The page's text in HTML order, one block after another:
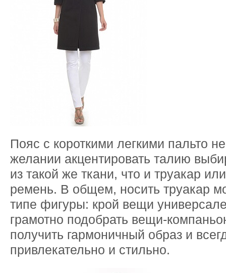
Пояс с короткими легкими пальто
желании акцентировать талию
из такой же ткани, что и труакар
ремень. В общем, носить труакар
типе фигуры: крой вещи
грамотно подобрать вещи-
получить гармоничный образ и
привлекательно и стильно.